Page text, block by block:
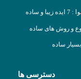
و روش های ساده
ساده
دسترسی ها